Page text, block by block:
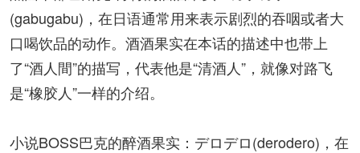
(gabugabu)，在日语通常用来表示剧烈的吞咽或者大
口喝饮品的动作。酒酒果实在本话的描述中也带上
了“酒人間”的描写，代表他是“清酒人”，就像对路飞
是“橡胶人”一样的介绍。
小说BOSS巴克的醉酒果实：デロデロ(derodero)，在